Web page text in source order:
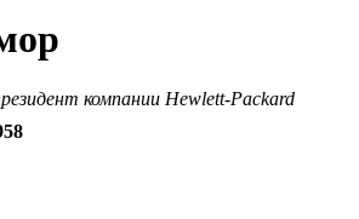
компании Hewlett-Packard